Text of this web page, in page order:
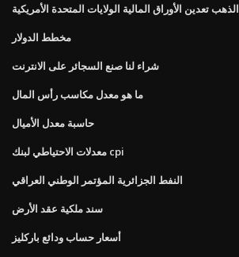
الذهب تعدين الأوراق المالية الولايات المتحدة الأمريكية
مخطط الدولار
شراء لنا صنع السجائر على الانترنت
ما هو معدل مكاسب رأس المال
حاسبة معدل الأميال
معدلات الاحتياطي لبنك cpi
النفط الجزائرية المؤتمر الوطني العراقي
سند ملكية عقد الأرض
أسعار حساب ودائع باركليز